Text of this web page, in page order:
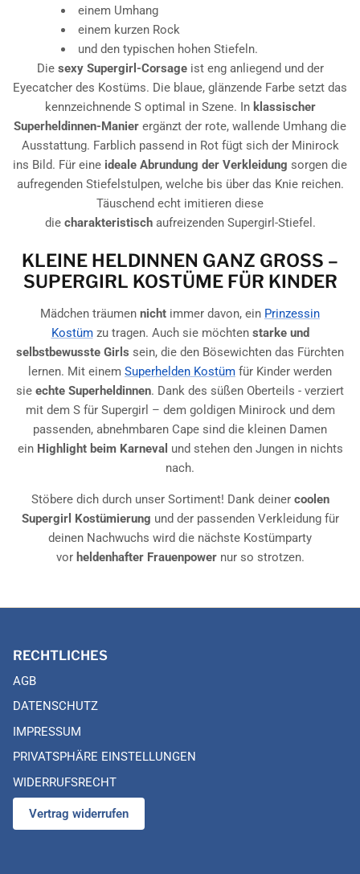
einem Umhang
einem kurzen Rock
und den typischen hohen Stiefeln.
Die sexy Supergirl-Corsageist eng anliegend und der
Eyecatcher des Kostüms. Die blaue, glänzende Farbe setzt das
kennzeichnende S optimal in Szene. In klassischer
Superheldinnen-Manier ergänzt der rote, wallende Umhang die
Ausstattung. Farblich passend in Rot fügt sich der Minirock
ins Bild. Für eine ideale Abrundung der Verkleidung sorgen die
aufregenden Stiefelstulpen, welche bis über das Knie reichen.
Täuschend echt imitieren diese
die charakteristisch aufreizenden Supergirl-Stiefel.
KLEINE HELDINNEN GANZ GROSS – S
UPERGIRL KOSTÜME FÜR KINDER
Mädchen träumen nicht immer davon, ein Prinzessin
Kostümzu tragen. Auch sie möchten starke und
selbstbewusste Girls sein, die den Bösewichten das Fürchten
lernen. Mit einem Superhelden Kostüm für Kinder werden
sie echte Superheldinnen. Dank des süßen Oberteils - verziert
mit dem S für Supergirl – dem goldigen Minirock und dem
passenden, abnehmbaren Cape sind die kleinen Damen
ein Highlight beim Karneval und stehen den Jungen in nichts
nach.
Stöbere dich durch unser Sortiment! Dank deiner coolen
Supergirl Kostümierung und der passenden Verkleidung für
deinen Nachwuchs wird die nächste Kostümparty
vor heldenhafter Frauenpowernur so strotzen.
RECHTLICHES
AGB
DATENSCHUTZ
IMPRESSUM
PRIVATSPHÄRE EINSTELLUNGEN
WIDERRUFSRECHT
Vertrag widerrufen